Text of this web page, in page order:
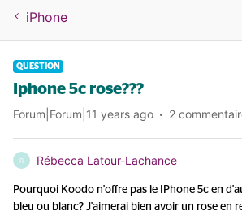
iPhone
QUESTION
Iphone 5c rose???
Forum|Forum|11 years ago 2
R Rébecca Latour-Lachance
Pourquoi Koodo n'offre pas le IPhone 5c en
bleu ou blanc? J'aimerai bien avoir un rose en